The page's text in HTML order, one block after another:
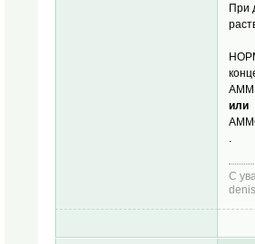
При
или
.
С